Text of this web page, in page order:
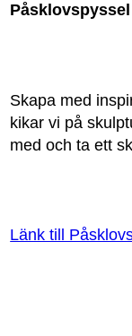
Påsklovspyssel
Skapa med
kikar vi på
med och ta ett
Länk till